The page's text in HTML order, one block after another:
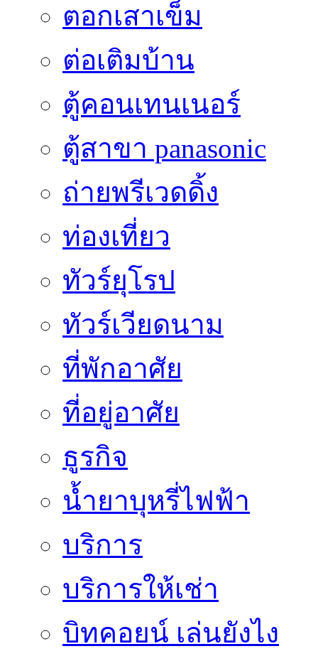
ตอกเสาเข็ม
ต่อเติมบ้าน
ตู้คอนเทนเนอร์
ตู้สาขา panasonic
ถ่ายพรีเวดดิ้ง
ท่องเที่ยว
ทัวร์ยุโรป
ทัวร์เวียดนาม
ที่พักอาศัย
ที่อยู่อาศัย
ธูรกิจ
น้ำยาบุหรี่ไฟฟ้า
บริการ
บริการให้เช่า
บิทคอยน์ เล่นยังไง